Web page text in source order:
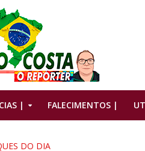
| FALECIMENTOS |
DO DIA